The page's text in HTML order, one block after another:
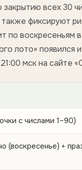
всех 30
также фиксируют
по воскресеньям
лото» появился и
мск на сайте
с числами 1–90)
(воскресенье) +